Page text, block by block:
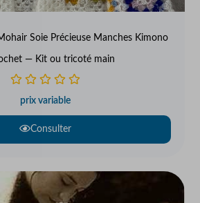
Soie Précieuse Manches Kimono
— Kit ou tricoté main
prix variable
Consulter